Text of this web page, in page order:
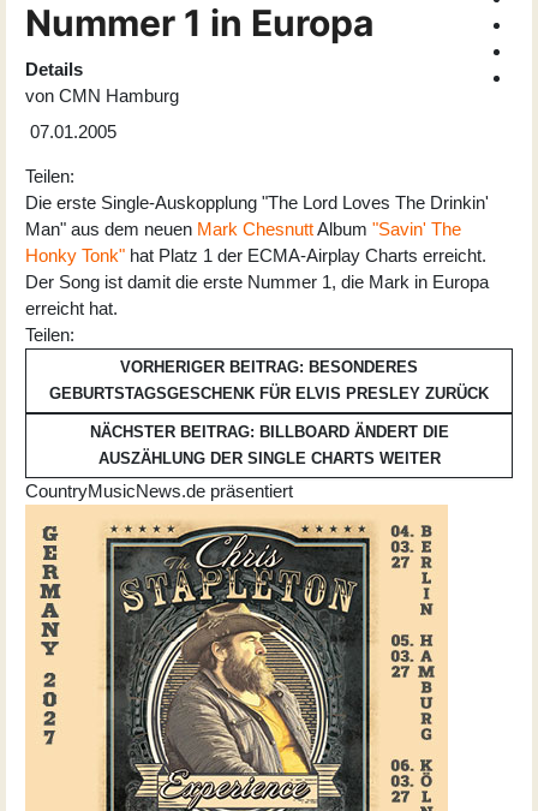
Nummer 1 in Europa
Details
von CMN Hamburg
07.01.2005
Teilen:
Die erste Single-Auskopplung "The Lord Loves The Drinkin'
Man" aus dem neuen Mark ChesnuttAlbum "Savin' The
Honky Tonk" hat Platz 1 der ECMA-Airplay Charts erreicht.
Der Song ist damit die erste Nummer 1, die Mark in Europa
erreicht hat.
Teilen:
VORHERIGER BEITRAG: BESONDERES
GEBURTSTAGSGESCHENK FÜR ELVIS PRESLEY ZURÜCK
NÄCHSTER BEITRAG: BILLBOARD ÄNDERT DIE
AUSZÄHLUNG DER SINGLE CHARTS WEITER
CountryMusicNews.de präsentiert